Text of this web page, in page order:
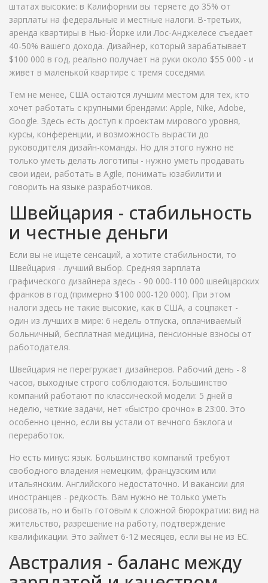
штатах высокие: в Калифорнии вы теряете до 35% от
зарплаты на федеральные и местные налоги. В-третьих,
аренда квартиры в Нью-Йорке или Лос-Анджелесе съедает
40-50% вашего дохода. Дизайнер, который зарабатывает
$100 000 в год, реально получает на руки около $55 000 - и
живет в маленькой квартире с тремя соседями.
Тем не менее, США остаются лучшим местом для тех, кто
хочет работать с крупными брендами: Apple, Nike, Adobe,
Google. Здесь есть доступ к проектам мирового уровня,
курсы, конференции, и возможность вырасти до
руководителя дизайн-команды. Но для этого нужно не
только уметь делать логотипы - нужно уметь продавать
свои идеи, работать в Agile, понимать юзабилити и
говорить на языке разработчиков.
Швейцария - стабильность
и честные деньги
Если вы не ищете сенсаций, а хотите стабильности, то
Швейцария - лучший выбор. Средняя зарплата
графического дизайнера здесь - 90 000-110 000 швейцарских
франков в год (примерно $100 000-120 000). При этом
налоги здесь не такие высокие, как в США, а соцпакет -
один из лучших в мире: 6 недель отпуска, оплачиваемый
больничный, бесплатная медицина, пенсионные взносы от
работодателя.
Швейцария не перегружает дизайнеров. Рабочий день - 8
часов, выходные строго соблюдаются. Большинство
компаний работают по классической модели: 5 дней в
неделю, четкие задачи, нет «быстро срочно» в 23:00. Это
особенно ценно, если вы устали от вечного бэклога и
переработок.
Но есть минус: язык. Большинство компаний требуют
свободного владения немецким, французским или
итальянским. Английского недостаточно. И вакансии для
иностранцев - редкость. Вам нужно не только уметь
рисовать, но и быть готовым к сложной бюрократии: вид на
жительство, разрешение на работу, подтверждение
квалификации. Это займет 6-12 месяцев, если вы не из ЕС.
Австралия - баланс между